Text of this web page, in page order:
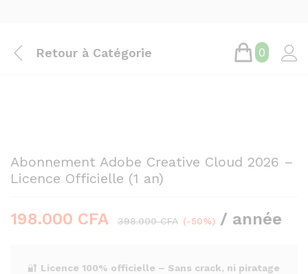
Retour à Catégorie 0
Abonnement Adobe Creative Cloud 2026 –
Licence Officielle (1 an)
198.000 CFA 398.000CFA (-50%) / année
🔐 Licence 100% officielle – Sans crack, ni piratage